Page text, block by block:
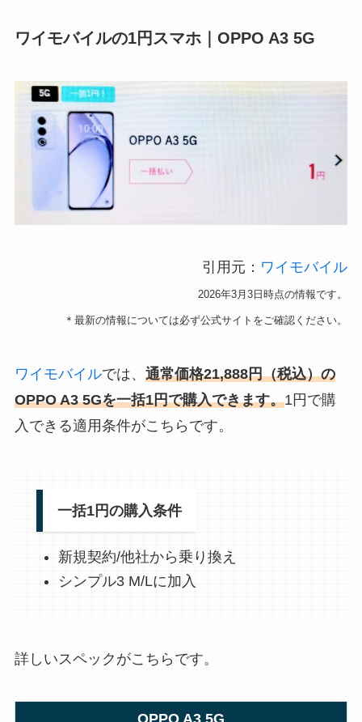
ワイモバイルの1円スマホ｜OPPO A3 5G
引用元： ワイモバイル
2026年3月3日時点の情報です。
＊最新の情報については必ず公式サイトをご確認ください。
ワイモバイルでは、 通常価格21,888円（税込）の
OPPO A3 5Gを一括1円で購入できます。1円で購
入できる適用条件がこちらです。
一括1円の購入条件
新規契約/他社から乗り換え
シンプル3 M/Lに加入
詳しいスペックがこちらです。
OPPO A3 5G